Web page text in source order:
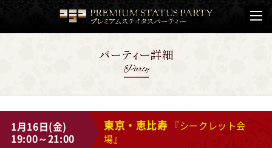
1月16日(金)
19:00～21:00
東京・恵比寿 『シークレット会
場』